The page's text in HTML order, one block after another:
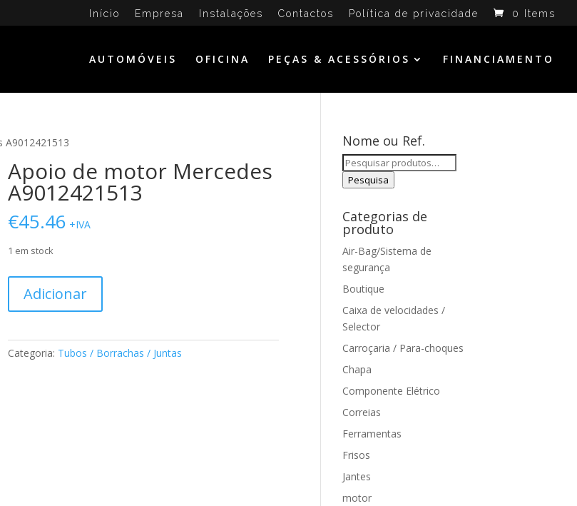
Início Empresa Instalações Contactos Política de privacidade 0 Items
AUTOMÓVEIS OFICINA PEÇAS & ACESSÓRIOS FINANCIAMENTO
Apoio de motor Mercedes
A9012421513
€45.46 +IVA
1 em stock
Apoio
motor
Adicionar
Categoria: Tubos / Borrachas / Juntas
Nome ou Ref.
Pesquisar
por:
Pesquisa
Categorias de
produto
Air-Bag/Sistema de
segurança
Boutique
Caixa de velocidades /
Selector
Carroçaria / Para-choques
Chapa
Componente Elétrico
Correias
Ferramentas
Frisos
Jantes
motor